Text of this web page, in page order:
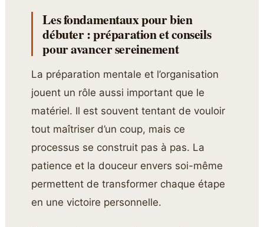
Les fondamentaux pour bien
débuter : préparation et conseils
pour avancer sereinement
La préparation mentale et l’organisation
jouent un rôle aussi important que le
matériel. Il est souvent tentant de vouloir
tout maîtriser d’un coup, mais ce
processus se construit pas à pas. La
patience et la douceur envers soi-même
permettent de transformer chaque étape
en une victoire personnelle.